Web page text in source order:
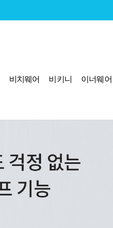
비치웨어 비키니 이너웨어